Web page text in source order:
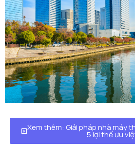
Xem thêm: Giải pháp nhà máy
5 lợi thế ưu